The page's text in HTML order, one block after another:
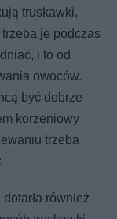
truskawki,
je podczas
i to od
owoców.
być dobrze
korzeniowy
trzeba
również